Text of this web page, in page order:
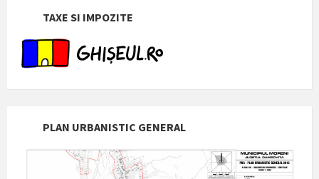
TAXE SI IMPOZITE
PLAN URBANISTIC GENERAL